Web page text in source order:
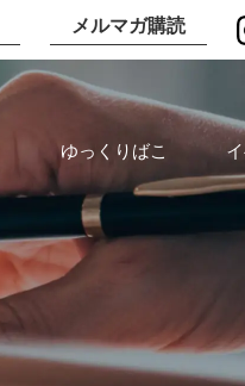
メルマガ購読
ゆっくりばこ